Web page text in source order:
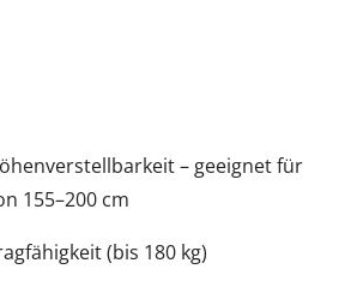
– geeignet für
155–200 cm
(bis 180 kg)